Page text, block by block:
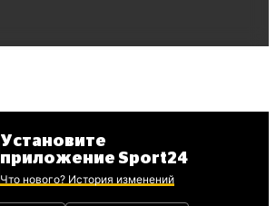
Установите
приложение Sport24
Что нового? История изменений